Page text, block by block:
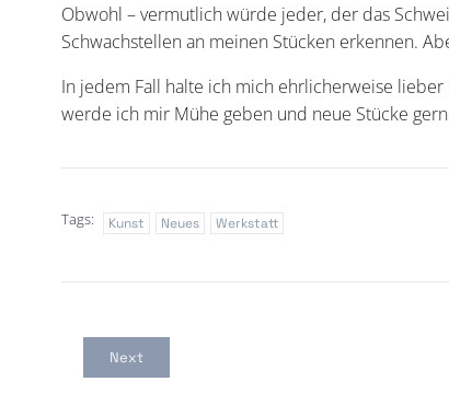
Obwohl – vermutlich würde jeder, der das
In jedem Fall halte ich mich ehrlicherweise
werde ich mir Mühe geben und neue Stücke
Tags: Kunst Neues Werkstatt
Next